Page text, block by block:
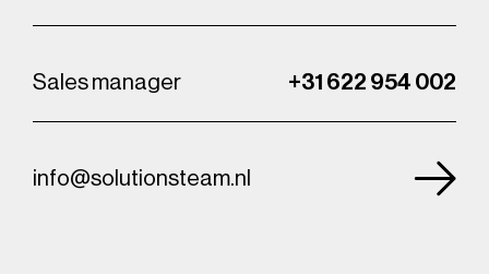
Sales manager +31 622 954 002
info@solutionsteam.nl